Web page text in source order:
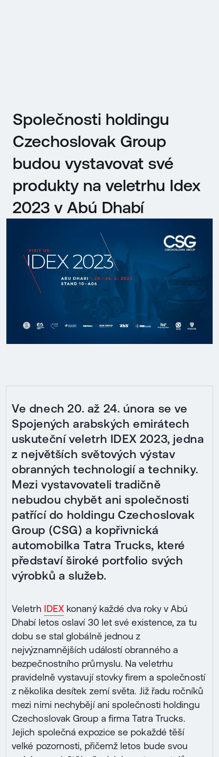
Společnosti holdingu
Czechoslovak Group
budou vystavovat své
produkty na veletrhu Idex
2023 v Abú Dhabí
Ve dnech 20. až 24. února se ve
Spojených arabských emirátech
uskuteční veletrh IDEX 2023, jedna
z největších světových výstav
obranných technologií a techniky.
Mezi vystavovateli tradičně
nebudou chybět ani společnosti
patřící do holdingu Czechoslovak
Group (CSG) a kopřivnická
automobilka Tatra Trucks, které
představí široké portfolio svých
výrobků a služeb.
Veletrh IDEX konaný každé dva roky v Abú
Dhabí letos oslaví 30 let své existence, za tu
dobu se stal globálně jednou z
nejvýznamnějších událostí obranného a
bezpečnostního průmyslu. Na veletrhu
pravidelně vystavují stovky firem a společností
z několika desítek zemí světa. Již řadu ročníků
mezi nimi nechybějí ani společnosti holdingu
Czechoslovak Group a firma Tatra Trucks.
Jejich společná expozice se pokaždé těší
velké pozornosti, přičemž letos bude svou